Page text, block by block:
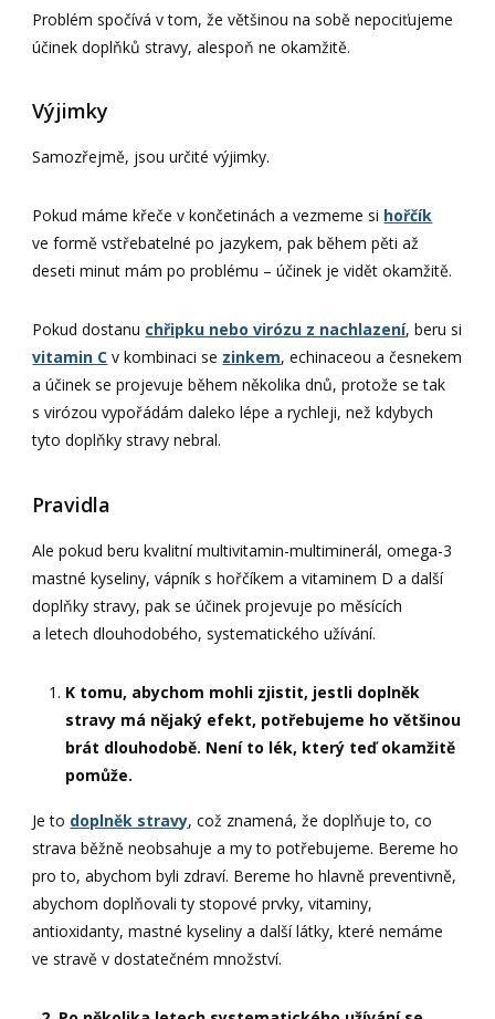
Problém spočívá v tom, že většinou na sobě nepociťujeme
účinek doplňků stravy, alespoň ne okamžitě.
Výjimky
Samozřejmě, jsou určité výjimky.
Pokud máme křeče v končetinách a vezmeme si hořčík
ve formě vstřebatelné po jazykem, pak během pěti až
deseti minut mám po problému – účinek je vidět okamžitě.
Pokud dostanu chřipku nebo virózu z nachlazení, beru si
vitamin C v kombinaci se zinkem, echinaceou a česnekem
a účinek se projevuje během několika dnů, protože se tak
s virózou vypořádám daleko lépe a rychleji, než kdybych
tyto doplňky stravy nebral.
Pravidla
Ale pokud beru kvalitní multivitamin-multiminerál, omega-3
mastné kyseliny, vápník s hořčíkem a vitaminem D a další
doplňky stravy, pak se účinek projevuje po měsících
a letech dlouhodobého, systematického užívání.
K tomu, abychom mohli zjistit, jestli doplněk
stravy má nějaký efekt, potřebujeme ho většinou
brát dlouhodobě. Není to lék, který teď okamžitě
pomůže.
Je to doplněk stravy, což znamená, že doplňuje to, co
strava běžně neobsahuje a my to potřebujeme. Bereme ho
pro to, abychom byli zdraví. Bereme ho hlavně preventivně,
abychom doplňovali ty stopové prvky, vitaminy,
antioxidanty, mastné kyseliny a další látky, které nemáme
ve stravě v dostatečném množství.